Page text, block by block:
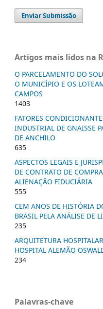
Enviar Submissão
Artigos mais lidos na
O PARCELAMENTO DO
O MUNICÍPIO E OS
CAMPOS
1403
FATORES
INDUSTRIAL DE GNAISSE
DE ANCHILO
635
ASPECTOS LEGAIS E
DE CONTRATO DE
ALIENAÇÃO FIDUCIÁRIA
555
CEM ANOS DE HISTÓRIA
BRASIL PELA ANÁLISE DE
235
ARQUITETURA
HOSPITAL ALEMÃO
234
Palavras-chave